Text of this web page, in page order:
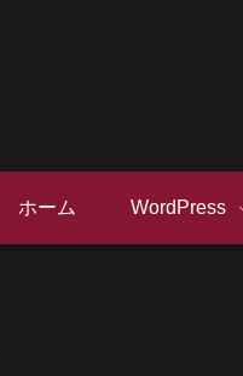
ホーム WordPress